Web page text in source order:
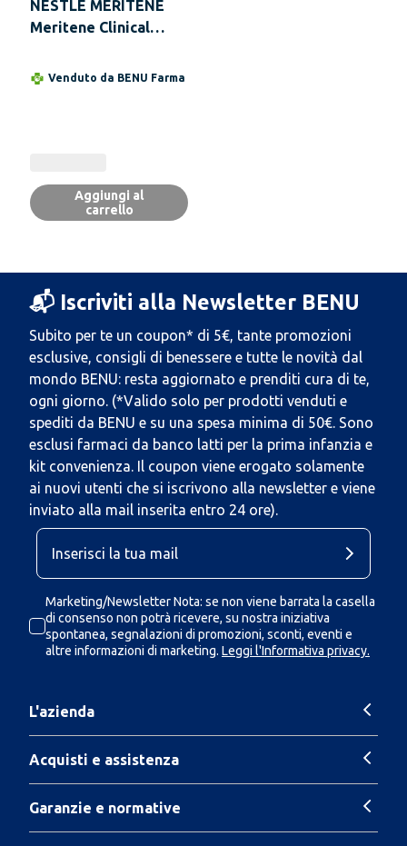
NESTLE MERITENE
Meritene Clinical
Iperproteico Gusto
Venduto da BENU Farma
Aggiungi al
carrello
📬 Iscriviti alla Newsletter BENU
Subito per te un coupon* di 5€, tante promozioni
esclusive, consigli di benessere e tutte le novità dal
mondo BENU: resta aggiornato e prenditi cura di te,
ogni giorno. (*Valido solo per prodotti venduti e
spediti da BENU e su una spesa minima di 50€. Sono
esclusi farmaci da banco latti per la prima infanzia e
kit convenienza. Il coupon viene erogato solamente
ai nuovi utenti che si iscrivono alla newsletter e viene
inviato alla mail inserita entro 24 ore).
Marketing/Newsletter Nota: se non viene barrata la casella
di consenso non potrà ricevere, su nostra iniziativa
spontanea, segnalazioni di promozioni, sconti, eventi e
altre informazioni di marketing. Leggi l'Informativa privacy.
L'azienda
Acquisti e assistenza
Garanzie e normative